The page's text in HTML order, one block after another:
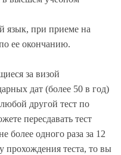
язык, при приеме на
ее окончанию.
за визой
дат (более 50 в год)
другой тест по
пересдавать тест
более одного раза за 12
прохождения теста, то вы